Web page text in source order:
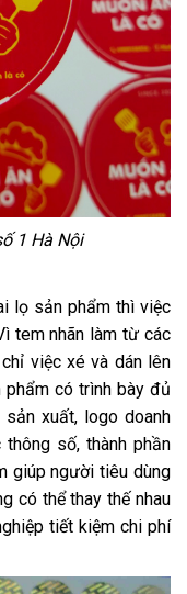
1 Hà Nội
lọ sản phẩm thì việc
tem nhãn làm từ các
việc xé và dán lên
phẩm có trình bày đủ
xuất, logo doanh
thông số, thành phần
giúp người tiêu dùng
có thể thay thế nhau
tiết kiệm chi phí